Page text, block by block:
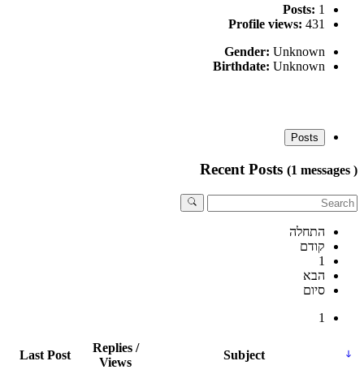
Posts: 1
Profile views: 431
Gender: Unknown
Birthdate: Unknown
Posts
Recent Posts (1 messages )
התחלה
קודם
1
הבא
סיום
1
Subject
Replies /
Views
Last Post